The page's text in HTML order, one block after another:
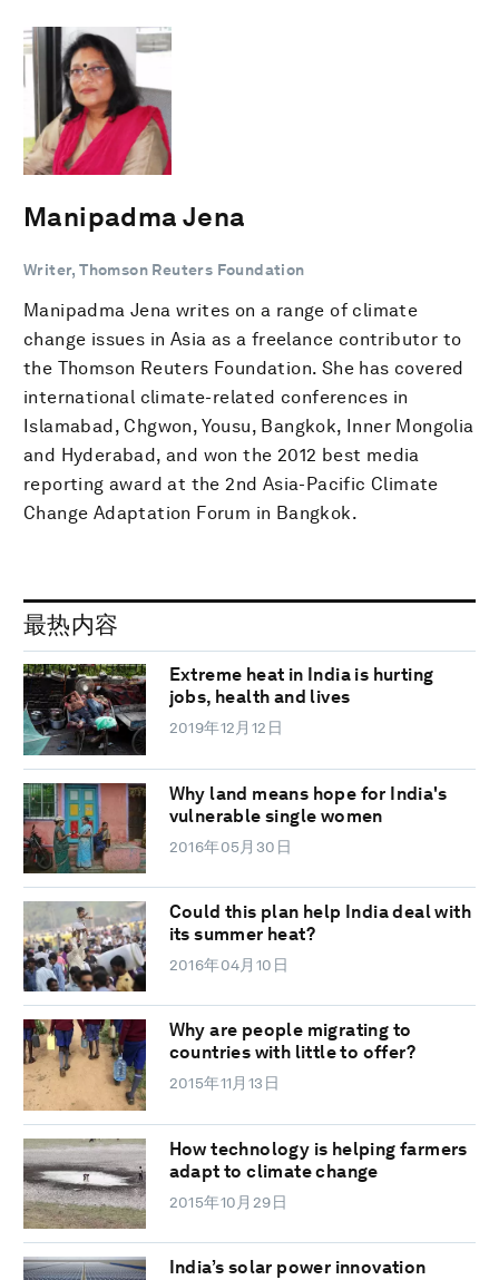
Manipadma Jena
Writer, Thomson Reuters Foundation
Manipadma Jena writes on a range of climate
change issues in Asia as a freelance contributor to
the Thomson Reuters Foundation. She has covered
international climate-related conferences in
Islamabad, Chgwon, Yousu, Bangkok, Inner Mongolia
and Hyderabad, and won the 2012 best media
reporting award at the 2nd Asia-Pacific Climate
Change Adaptation Forum in Bangkok.
最热内容
Extreme heat in India is hurting
jobs, health and lives
2019年12月12日
Why land means hope for India's
vulnerable single women
2016年05月30日
Could this plan help India deal with
its summer heat?
2016年04月10日
Why are people migrating to
countries with little to offer?
2015年11月13日
How technology is helping farmers
adapt to climate change
2015年10月29日
India’s solar power innovation